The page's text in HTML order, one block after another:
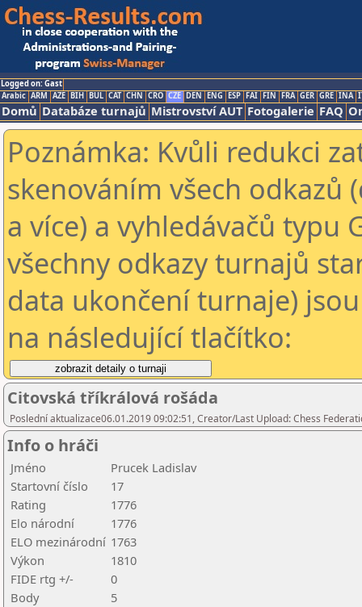
Logged on: Gast
Arabic ARM AZE BIH BUL CAT CHN CRO CZE DEN ENG ESP FAI FIN FRA GER GRE INA
Domů Databáze turnajů Mistrovství AUT Fotogalerie FAQ
Poznámka: Kvůli redukci
skenováním všech odkazů
a více) a vyhledávačů typu
všechny odkazy turnajů
data ukončení turnaje)
na následující tlačítko:
Citovská tříkrálová rošáda
Poslední aktualizace06.01.2019 09:02:51, Creator/Last Upload: Chess
Info o hráči
Jméno
Prucek Ladislav
Startovní číslo
17
Rating
1776
Elo národní
1776
ELO mezinárodní 1763
Výkon
1810
FIDE rtg +/-
0
Body
5